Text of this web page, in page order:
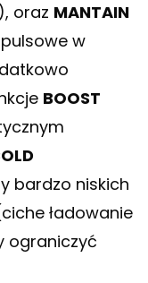
oraz MANTAIN
w
BOOST
bardzo niskich
ładowanie
ograniczyć